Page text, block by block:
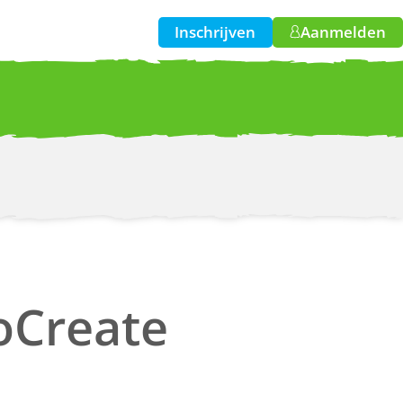
Inschrijven Aanmelden